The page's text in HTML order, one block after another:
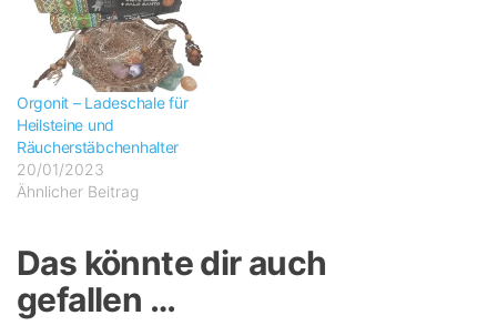
Orgonit – Ladeschale für
Heilsteine und
Räucherstäbchenhalter
20/01/2023
Ähnlicher Beitrag
Das könnte dir auch
gefallen …